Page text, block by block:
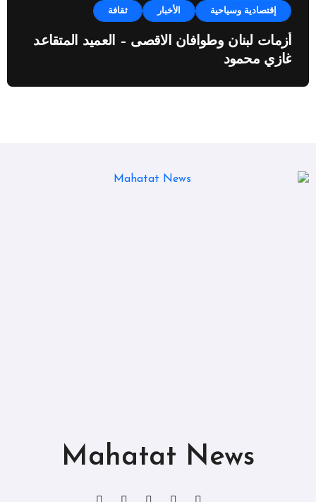
إقتصادية وسياحية الأخبار ثقافة
أزمات لبنان وطوافان الاقصى – العميد المتقاعد
غازي محمود
Mahatat News